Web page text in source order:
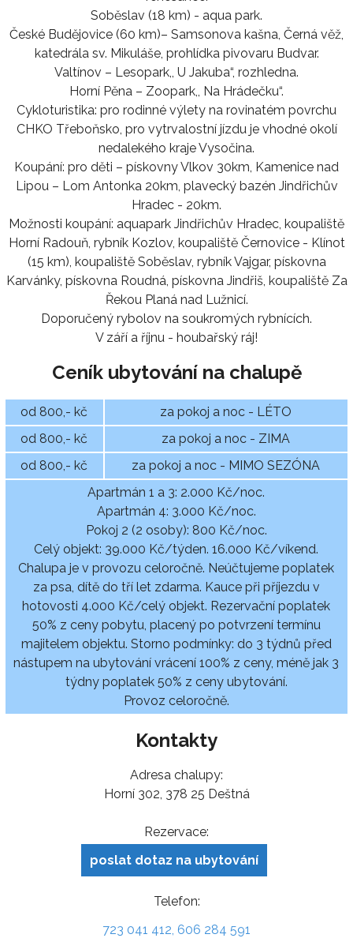
Soběslav (18 km) - aqua park.
České Budějovice (60 km)– Samsonova kašna, Černá věž,
katedrála sv. Mikuláše, prohlídka pivovaru Budvar.
Valtínov – Lesopark,, U Jakuba“, rozhledna.
Horní Pěna – Zoopark,, Na Hrádečku“.
Cykloturistika: pro rodinné výlety na rovinatém povrchu
CHKO Třeboňsko, pro vytrvalostní jízdu je vhodné okolí
nedalekého kraje Vysočina.
Koupání: pro děti – pískovny Vlkov 30km, Kamenice nad
Lipou – Lom Antonka 20km, plavecký bazén Jindřichův
Hradec - 20km.
Možnosti koupání: aquapark Jindřichův Hradec, koupaliště
Horní Radouň, rybník Kozlov, koupaliště Černovice - Klínot
(15 km), koupaliště Soběslav, rybník Vajgar, pískovna
Karvánky, pískovna Roudná, pískovna Jindřiš, koupaliště Za
Řekou Planá nad Lužnicí.
Doporučený rybolov na soukromých rybnících.
V září a říjnu - houbařský ráj!
Ceník ubytování na chalupě
od 800,- kč
za pokoj a noc - LÉTO
od 800,- kč
za pokoj a noc - ZIMA
od 800,- kč
za pokoj a noc - MIMO SEZÓNA
Apartmán 1 a 3: 2.000 Kč/noc.
Apartmán 4: 3.000 Kč/noc.
Pokoj 2 (2 osoby): 800 Kč/noc.
Celý objekt: 39.000 Kč/týden. 16.000 Kč/víkend.
Chalupa je v provozu celoročně. Neúčtujeme poplatek
za psa, dítě do tří let zdarma. Kauce při příjezdu v
hotovosti 4.000 Kč/celý objekt. Rezervační poplatek
50% z ceny pobytu, placený po potvrzení termínu
majitelem objektu. Storno podmínky: do 3 týdnů před
nástupem na ubytování vrácení 100% z ceny, méně jak 3
týdny poplatek 50% z ceny ubytování.
Provoz celoročně.
Kontakty
Adresa chalupy:
Horní 302, 378 25 Deštná
Rezervace:
poslat dotaz na ubytování
Telefon:
723 041 412, 606 284 591